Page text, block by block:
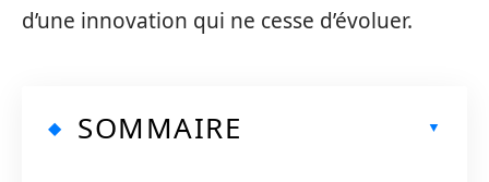
d’une innovation qui ne cesse d’évoluer.
SOMMAIRE